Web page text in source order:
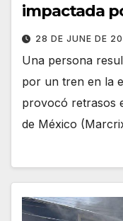
impactada
28 DE JUNE DE
Una persona
por un tren en la
provocó retrasos
de México